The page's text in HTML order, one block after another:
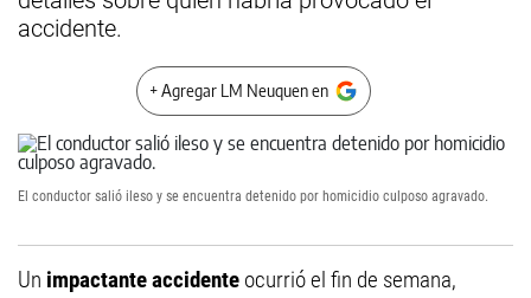
accidente.
+ Agregar LM Neuquen en
El conductor salió ileso y se encuentra detenido por homicidio culposo agravado.
Un impactante accidente ocurrió el fin de semana,